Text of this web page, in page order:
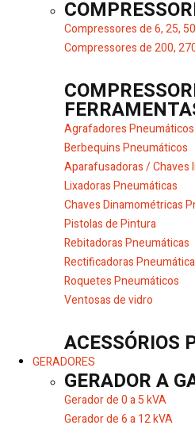
Compressores de 6, 25,
Compressores de 200,
Agrafadores Pneumáticos
Berbequins Pneumáticos
Aparafusadoras / Chaves
Lixadoras Pneumáticas
Chaves Dinamométricas
Pistolas de Pintura
Rebitadoras Pneumáticas
Rectificadoras
Roquetes Pneumáticos
Ventosas de vidro
ACESSÓRIOS
GERADORES
GERADOR A
Gerador de 0 a 5 kVA
Gerador de 6 a 12 kVA